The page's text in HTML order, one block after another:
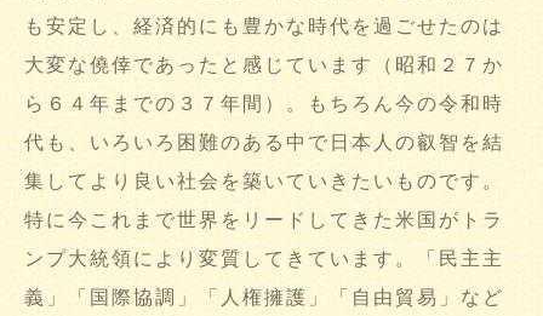
も安定し、経済的にも豊かな時代を過ごせたのは
大変な僥倖であったと感じています（昭和２７か
ら６４年までの３７年間）。もちろん今の令和時
代も、いろいろ困難のある中で日本人の叡智を結
集してより良い社会を築いていきたいものです。
特に今これまで世界をリードしてきた米国がトラ
ンプ大統領により変質してきています。「民主主
義」「国際協調」「人権擁護」「自由貿易」など